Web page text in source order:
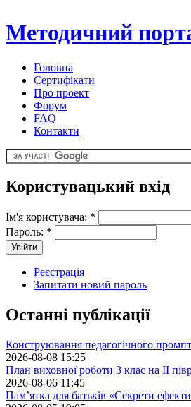
Методичний
Головна
Сертифікати
Про проект
Форум
FAQ
Контакти
Користувацький вхід
Ім'я користувача: *
Пароль: *
Реєстрація
Запитати новий пароль
Останні публікації
Конструювання педагогічного
2026-08-08 15:25
План виховної роботи 3 клас на II
2026-08-06 11:45
Пам’ятка для батьків «Секрети